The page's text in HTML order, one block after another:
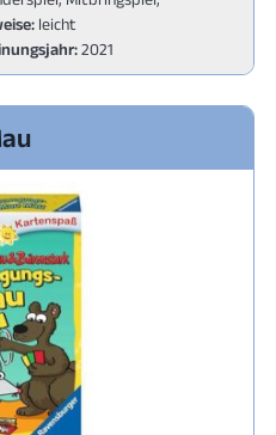
leicht
2021